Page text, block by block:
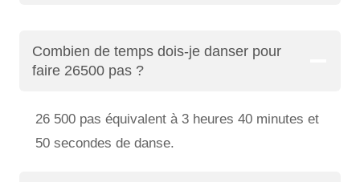
Combien de temps dois-je danser pour
faire 26500 pas ?
26 500 pas équivalent à 3 heures 40 minutes et
50 secondes de danse.